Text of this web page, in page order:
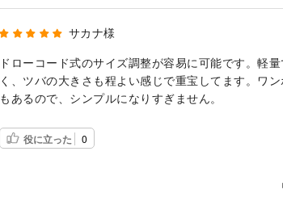
サカナ様
ドローコード式のサイズ調整が容易に可能です。軽量
く、ツバの大きさも程よい感じで重宝してます。ワ
もあるので、シンプルになりすぎません。
役に立った 0